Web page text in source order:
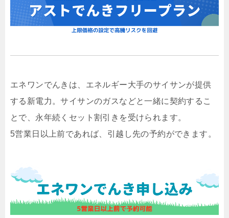
エネワンでんきは、エネルギー大手のサイサンが提供
する新電力。サイサンのガスなどと一緒に契約するこ
とで、永年続くセット割引きを受けられます。
5営業日以上前であれば、引越し先の予約ができます。